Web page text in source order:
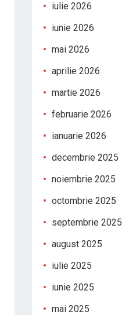
iulie 2026
iunie 2026
mai 2026
aprilie 2026
martie 2026
februarie 2026
ianuarie 2026
decembrie 2025
noiembrie 2025
octombrie 2025
septembrie 2025
august 2025
iulie 2025
iunie 2025
mai 2025